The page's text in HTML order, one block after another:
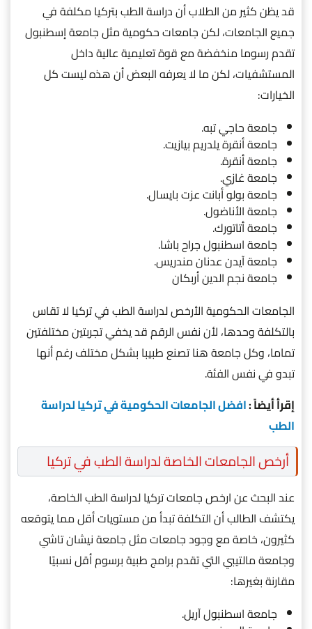
قد يظن كثير من الطلاب أن دراسة الطب بتركيا مكلفة في
جميع الجامعات، لكن جامعات حكومية مثل جامعة إسطنبول
تقدم رسوما منخفضة مع قوة تعليمية عالية داخل
المستشفيات، لكن ما لا يعرفه البعض أن هذه ليست كل
الخيارات:
جامعة حاجي تبه.
جامعة أنقرة يلدريم بيازيت.
جامعة أنقرة.
جامعة غازي.
جامعة بولو أبانت عزت بايسال.
جامعة الأناضول.
جامعة أتاتورك.
جامعة اسطنبول جراح باشا.
جامعة آيدن عدنان مندريس.
جامعة نجم الدين أربكان
الجامعات الحكومية الأرخص لدراسة الطب في تركيا لا تقاس
بالتكلفة وحدها، لأن نفس الرقم قد يخفي تجربتين مختلفتين
تماما، وكل جامعة هنا تصنع طبيبا بشكل مختلف رغم أنها
تبدو في نفس الفئة.
إقرأ أيضاً :افضل الجامعات الحكومية في تركيا لدراسة
الطب
أرخص الجامعات الخاصة لدراسة الطب في تركيا
عند البحث عن ارخص جامعات تركيا لدراسة الطب الخاصة،
يكتشف الطالب أن التكلفة تبدأ من مستويات أقل مما يتوقعه
كثيرون، خاصة مع وجود جامعات مثل جامعة نيشان تاشي
وجامعة مالتيبي التي تقدم برامج طبية برسوم أقل نسبيًا
مقارنة بغيرها:
جامعة اسطنبول آريل.